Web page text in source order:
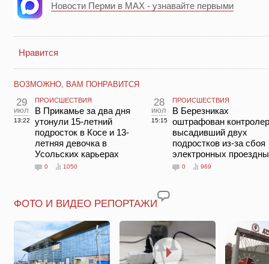
Новости Перми в MAX - узнавайте первыми
Нравится
ВОЗМОЖНО, ВАМ ПОНРАВИТСЯ
29
июл
13:22
ПРОИСШЕСТВИЯ
В Прикамье за два дня
утонули 15-летний
подросток в Косе и 13-
летняя девочка в
Усольских карьерах
0 1050
28
июл
15:15
ПРОИСШЕСТВИЯ
В Березниках
оштрафован
высадивший двух
подростков из-за сбоя
электронных
0 969
ФОТО И ВИДЕО РЕПОРТАЖИ